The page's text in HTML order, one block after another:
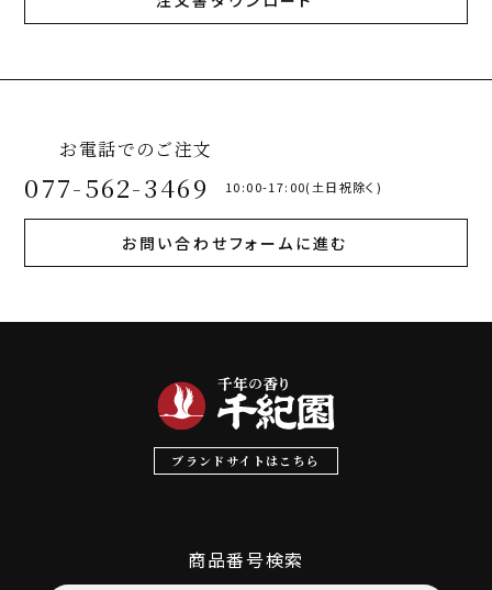
お電話でのご注文
077-562-3469 10:00-17:00(土日祝除く)
お問い合わせフォームに進む
ブランドサイトはこちら
商品番号検索